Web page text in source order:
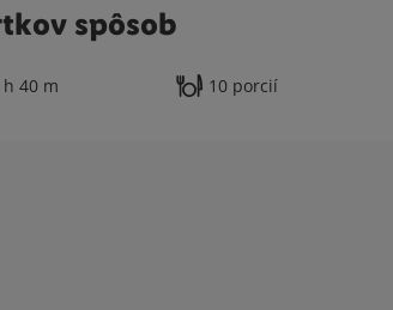
spôsob
h 40 m 10 porcií